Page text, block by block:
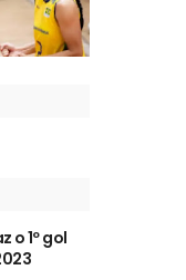
o 1º gol